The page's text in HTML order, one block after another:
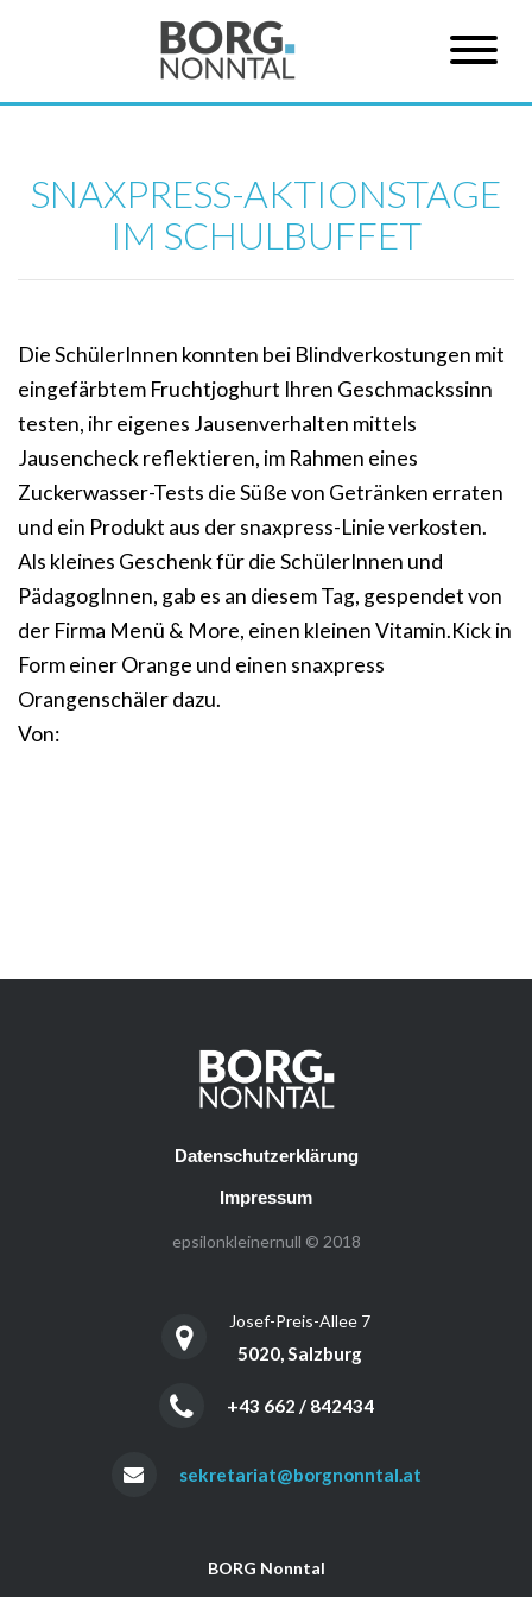
SNAXPRESS-AKTIONSTAGE
IM SCHULBUFFET
Die SchülerInnen konnten bei Blindverkostungen mit
eingefärbtem Fruchtjoghurt Ihren Geschmackssinn
testen, ihr eigenes Jausenverhalten mittels
Jausencheck reflektieren, im Rahmen eines
Zuckerwasser-Tests die Süße von Getränken erraten
und ein Produkt aus der snaxpress-Linie verkosten.
Als kleines Geschenk für die SchülerInnen und
PädagogInnen, gab es an diesem Tag, gespendet von
der Firma Menü & More, einen kleinen Vitamin.Kick in
Form einer Orange und einen snaxpress
Orangenschäler dazu.
Von:
Datenschutzerklärung
Impressum
epsilonkleinernull © 2018
Josef-Preis-Allee 7
5020, Salzburg
+43 662 / 842434
sekretariat@borgnonntal.at
BORG Nonntal